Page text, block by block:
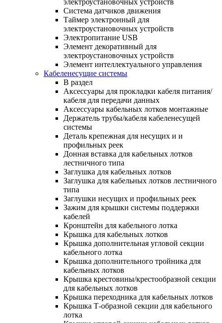
Система датчиков движения
Таймер электронный для
электроустановочных устройств
Электропитание USB
Элемент декоративный для
электроустановочных устройств
Элемент интеллектуального управления
Кабеленесущие системы
В раздел
Аксессуары для прокладки кабеля питания/
кабеля для передачи данных
Аксессуары кабельных лотков монтажные
Держатель трубы/кабеля кабеленесущей
системы
Деталь крепежная для несущих и и
профильных реек
Донная вставка для кабельных лотков
лестничного типа
Заглушка для кабельных лотков
Заглушка для кабельных лотков лестничного
типа
Заглушки несущих и профильных реек
Зажим для крышки системы поддержки
кабелей
Кронштейн для кабельного лотка
Крышка для кабельных лотков
Крышка дополнительная угловой секции
кабельного лотка
Крышка дополнительного тройника для
кабельных лотков
Крышка крестовины/крестообразной секции
для кабельных лотков
Крышка переходника для кабельных лотков
Крышка Т-образной секции для кабельного
лотка